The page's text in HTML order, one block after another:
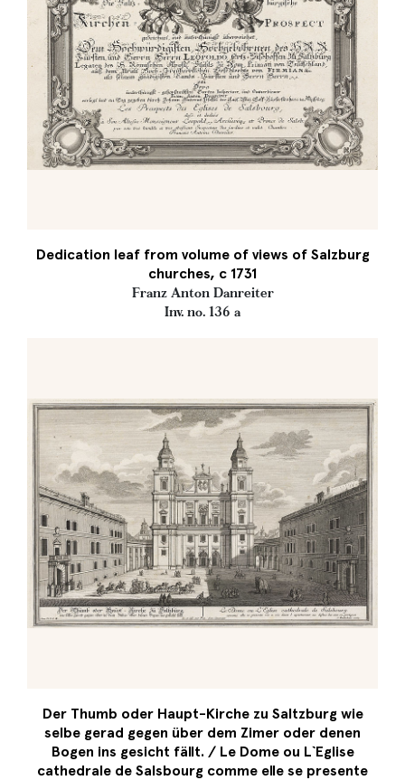
Dedication leaf from volume of views of Salzburg
churches, c 1731
Franz Anton Danreiter
Inv. no. 136 a
Der Thumb oder Haupt-Kirche zu Saltzburg wie
selbe gerad gegen über dem Zimer oder denen
Bogen ins gesicht fällt. / Le Dome ou L`Eglise
cathedrale de Salsbourg comme elle se presente